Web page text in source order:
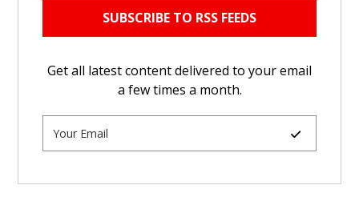
SUBSCRIBE TO RSS FEEDS
Get all latest content delivered to your email
a few times a month.